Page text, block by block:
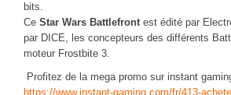
bits.
Ce Star Wars Battlefrontest édité par
par DICE, les concepteurs des différents
moteur Frostbite 3.
Profitez de la mega promo sur instant
https://www.instant-gaming.com/fr/413-